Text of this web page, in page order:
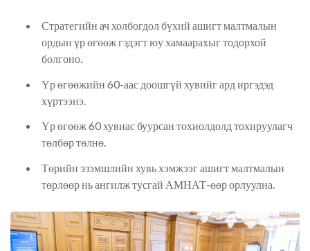
Стратегийн ач холбогдол бүхий ашигт малтмалын
ордын үр өгөөж гэдэгт юу хамаарахыг тодорхой
болгоно.
Үр өгөөжийн 60-аас доошгүй хувийг ард иргэдэд
хүртээнэ.
Үр өгөөж 60 хувиас буурсан тохиолдолд тохируулагч
төлбөр төлнө.
Төрийн эзэмшлийн хувь хэмжээг ашигт малтмалын
төрлөөр нь ангилж тусгай АМНАТ-өөр орлуулна.